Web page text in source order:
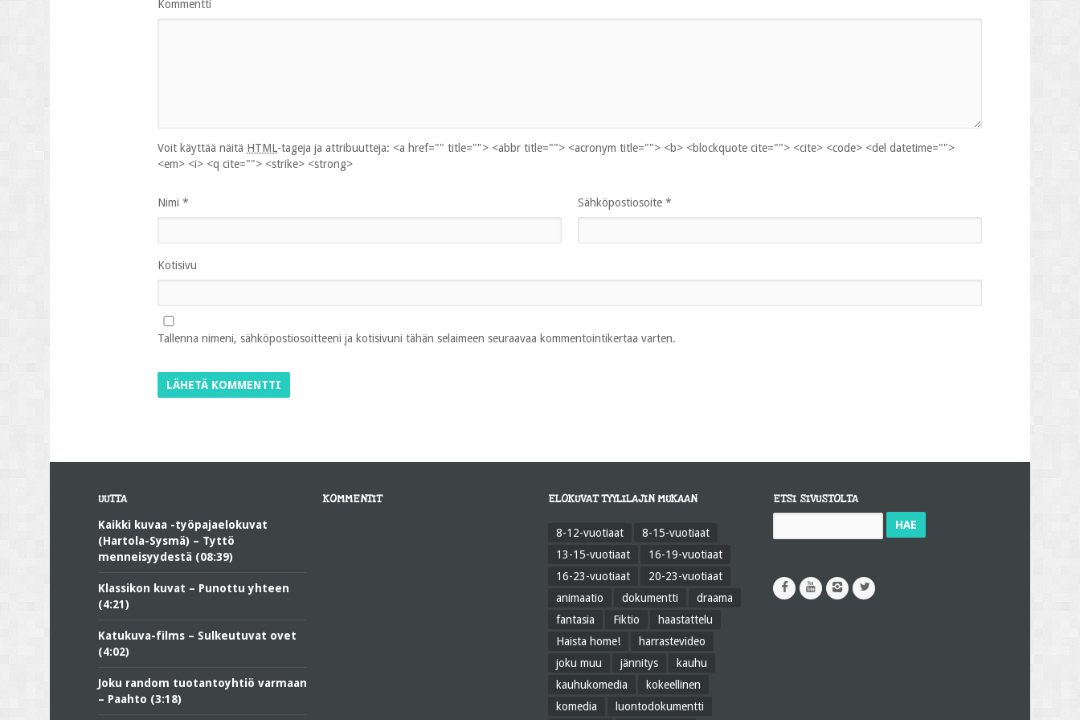
Kommentti
Voit käyttää näitä HTML-tageja ja attribuutteja: <a href="" title=""> <abbr title=""> <acronym title=""> <b> <blockquote cite=""> <cite> <code> <del datetime="">
<em> <i> <q cite=""> <strike> <strong>
Nimi * Sähköpostiosoite *
Kotisivu
Tallenna nimeni, sähköpostiosoitteeni ja kotisivuni tähän selaimeen seuraavaa kommentointikertaa varten.
UUTTA
Kaikki kuvaa -työpajaelokuvat
(Hartola-Sysmä) – Tyttö
menneisyydestä (08:39)
Klassikon kuvat – Punottu yhteen
(4:21)
Katukuva-films – Sulkeutuvat ovet
(4:02)
Joku random tuotantoyhtiö varmaan
– Paahto (3:18)
KOMMENTIT ELOKUVAT TYYLILAJIN MUKAAN
8-12-vuotiaat
8-15-vuotiaat
13-15-vuotiaat
16-19-vuotiaat
16-23-vuotiaat
20-23-vuotiaat
animaatio
dokumentti
draama
fantasia
Fiktio
haastattelu
Haista home!
harrastevideo
joku muu
jännitys
kauhu
kauhukomedia
kokeellinen
komedia
luontodokumentti
ETSI SIVUSTOLTA